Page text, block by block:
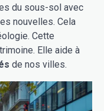
du sous-sol avec
nouvelles. Cela
Cette
Elle aide à
de nos villes.